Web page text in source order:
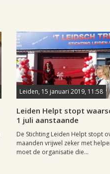
Leiden, 15 januari 2019, 11:58
Leiden Helpt stopt
1 juli aanstaande
De Stichting Leiden Helpt stopt
maanden vrijwel zeker met
moet de organisatie die...